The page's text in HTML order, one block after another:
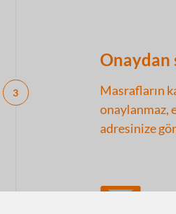
3
Onaydan
Masrafların
onaylanmaz,
adresinize